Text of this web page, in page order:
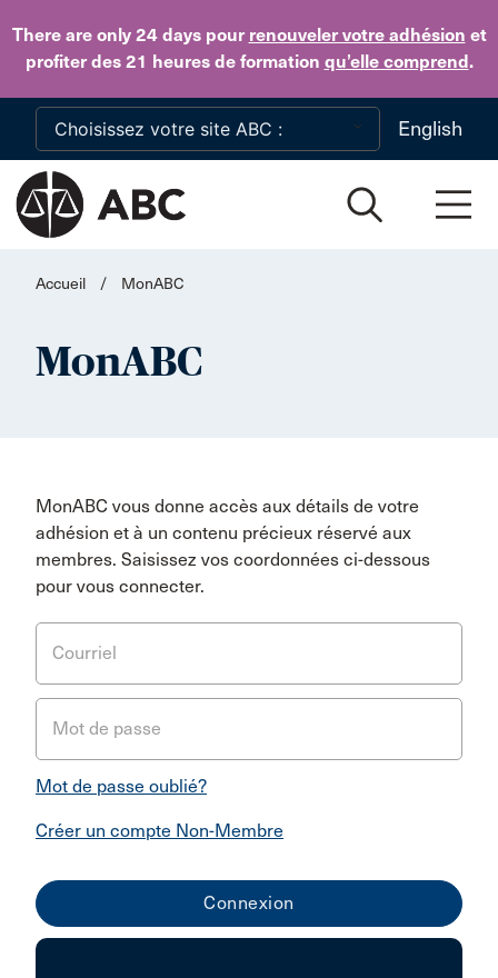
There are only 24 dayspour renouveler votre adhésion et
profiter des 21 heures de formation qu’elle comprend.
Skip to main content
English
Accueil / MonABC
MonABC
MonABC vous donne accès aux détails de votre
adhésion et à un contenu précieux réservé aux
membres. Saisissez vos coordonnées ci-dessous
pour vous connecter.
Courriel
Mot de passe
Mot de passe oublié?
Créer un compte Non-Membre